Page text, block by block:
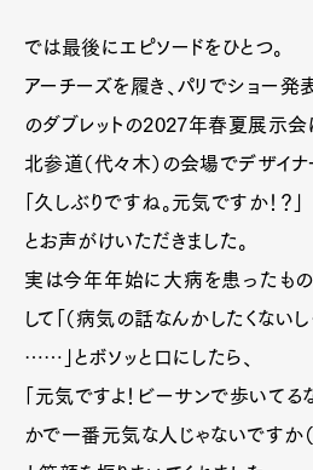
では最後にエピソードをひとつ。
アーチーズを履き、パリでショー発
のダブレットの2027年春夏展示会
北参道（代々木）の会場でデザイナ
「久しぶりですね。元気ですか！？」
とお声がけいただきました。
実は今年年始に大病を患ったも
して「（病気の話なんかしたくな
……」とボソッと口にしたら、
「元気ですよ！ビーサンで歩いて
かで一番元気な人じゃないですか（